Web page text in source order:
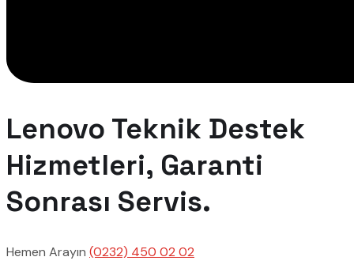
Lenovo Teknik Destek
Hizmetleri, Garanti
Sonrası Servis.
Hemen Arayın (0232) 450 02 02